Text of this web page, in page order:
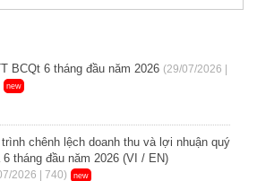
BCQt 6 tháng đầu năm 2026 (29/07/2026 |
new
chênh lệch doanh thu và lợi nhuận quý
6 tháng đầu năm 2026 (VI / EN)
2026 | 740) new